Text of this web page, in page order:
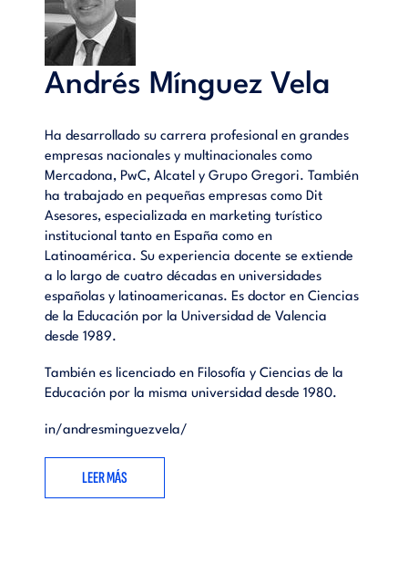
Andrés Mínguez Vela
Ha desarrollado su carrera profesional en grandes
empresas nacionales y multinacionales como
Mercadona, PwC, Alcatel y Grupo Gregori. También
ha trabajado en pequeñas empresas como Dit
Asesores, especializada en marketing turístico
institucional tanto en España como en
Latinoamérica. Su experiencia docente se extiende
a lo largo de cuatro décadas en universidades
españolas y latinoamericanas. Es doctor en Ciencias
de la Educación por la Universidad de Valencia
desde 1989.
También es licenciado en Filosofía y Ciencias de la
Educación por la misma universidad desde 1980.
in/andresminguezvela/
LEER MÁS